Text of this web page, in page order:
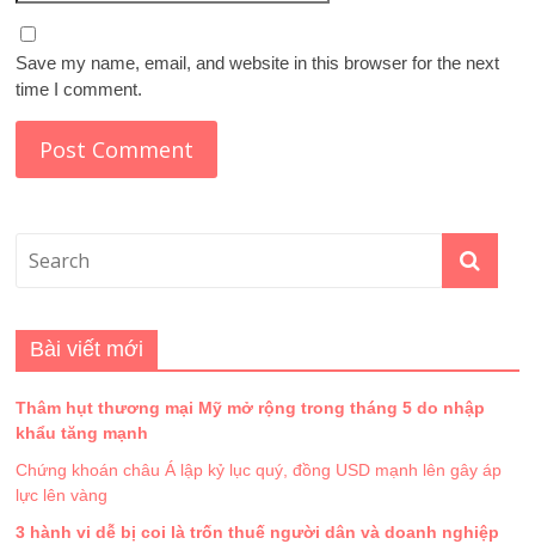
Save my name, email, and website in this browser for the next
time I comment.
Bài viết mới
Thâm hụt thương mại Mỹ mở rộng trong tháng 5 do nhập
khẩu tăng mạnh
Chứng khoán châu Á lập kỷ lục quý, đồng USD mạnh lên gây áp
lực lên vàng
3 hành vi dễ bị coi là trốn thuế người dân và doanh nghiệp